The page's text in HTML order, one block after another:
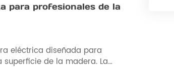
para profesionales de la
eléctrica diseñada para
de la madera. La